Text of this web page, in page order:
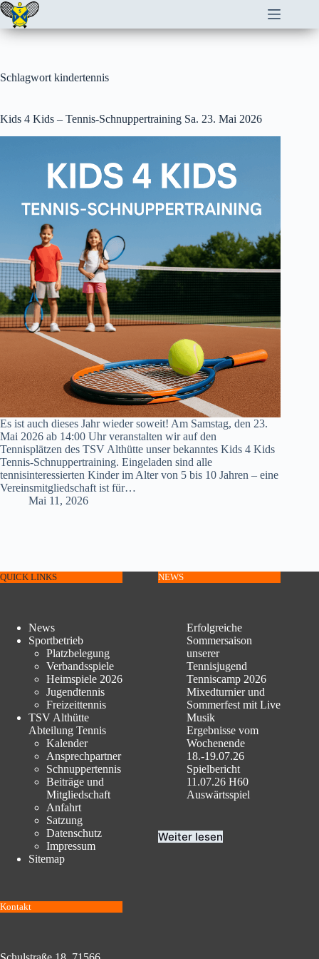
Zum
Inhalt
springen
Schlagwort kindertennis
Kids 4 Kids – Tennis-Schnuppertraining Sa. 23. Mai 2026
Es ist auch dieses Jahr wieder soweit! Am Samstag, den 23.
Mai 2026 ab 14:00 Uhr veranstalten wir auf den
Tennisplätzen des TSV Althütte unser bekanntes Kids 4 Kids
Tennis-Schnuppertraining. Eingeladen sind alle
tennisinteressierten Kinder im Alter von 5 bis 10 Jahren – eine
Vereinsmitgliedschaft ist für…
Mai 11, 2026
QUICK LINKS
News
Sportbetrieb
Platzbelegung
Verbandsspiele
Heimspiele 2026
Jugendtennis
Freizeittennis
TSV Althütte
Abteilung Tennis
Kalender
Ansprechpartner
Schnuppertennis
Beiträge und
Mitgliedschaft
Anfahrt
Satzung
Datenschutz
Impressum
Sitemap
NEWS
Erfolgreiche
Sommersaison
unserer
Tennisjugend
Tenniscamp 2026
Mixedturnier und
Sommerfest mit Live
Musik
Ergebnisse vom
Wochenende
18.-19.07.26
Spielbericht
11.07.26 H60
Auswärtsspiel
Weiter lesen
Kontakt